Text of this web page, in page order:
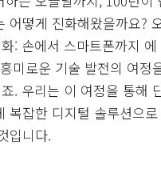
어떻게 진화해왔을까요?
: 손에서 스마트폰까지
미로운 기술 발전의 여정
. 우리는 이 여정을 통해
복잡한 디지털 솔루션으
입니다.